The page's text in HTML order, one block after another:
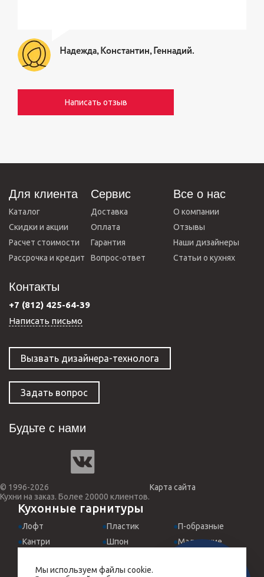
Надежда, Константин, Геннадий.
Написать отзыв
Для клиента
Каталог
Скидки и акции
Расчет стоимости
Рассрочка и кредит
Сервис
Доставка
Оплата
Гарантия
Вопрос-ответ
Все о нас
О компании
Отзывы
Наши дизайнеры
Статьи о кухнях
Контакты
+7 (812) 425-64-39
Написать письмо
Вызвать дизайнера-технолога
Задать вопрос
Будьте с нами
© 1996-2026
Кухни на заказ. Более 20000 клиентов.
Карта сайта
Кухонные гарнитуры
Лофт
Кантри
Хай-Тек
Пластик
Шпон
Италия
П-образные
Маленькие
Мы используем файлы cookie.